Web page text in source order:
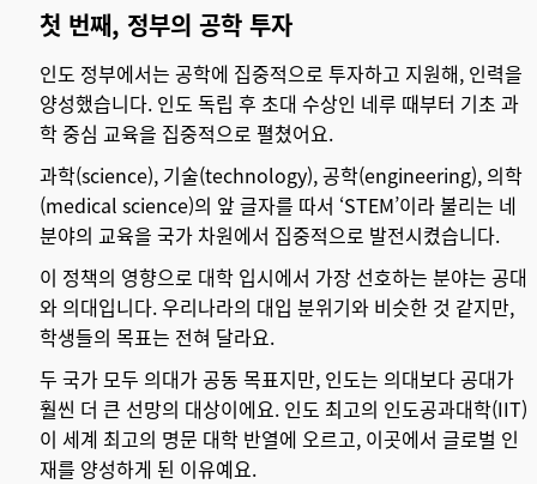
첫 번째, 정부의 공학 투자
인도 정부에서는 공학에 집중적으로 투자하고 지원해, 인력을
양성했습니다. 인도 독립 후 초대 수상인 네루 때부터 기초 과
학 중심 교육을 집중적으로 펼쳤어요.
과학(science), 기술(technology), 공학(engineering), 의학
(medical science)의 앞 글자를 따서 ‘STEM’이라 불리는 네
분야의 교육을 국가 차원에서 집중적으로 발전시켰습니다.
이 정책의 영향으로 대학 입시에서 가장 선호하는 분야는 공대
와 의대입니다. 우리나라의 대입 분위기와 비슷한 것 같지만,
학생들의 목표는 전혀 달라요.
두 국가 모두 의대가 공동 목표지만, 인도는 의대보다 공대가
훨씬 더 큰 선망의 대상이에요. 인도 최고의 인도공과대학(IIT)
이 세계 최고의 명문 대학 반열에 오르고, 이곳에서 글로벌 인
재를 양성하게 된 이유예요.